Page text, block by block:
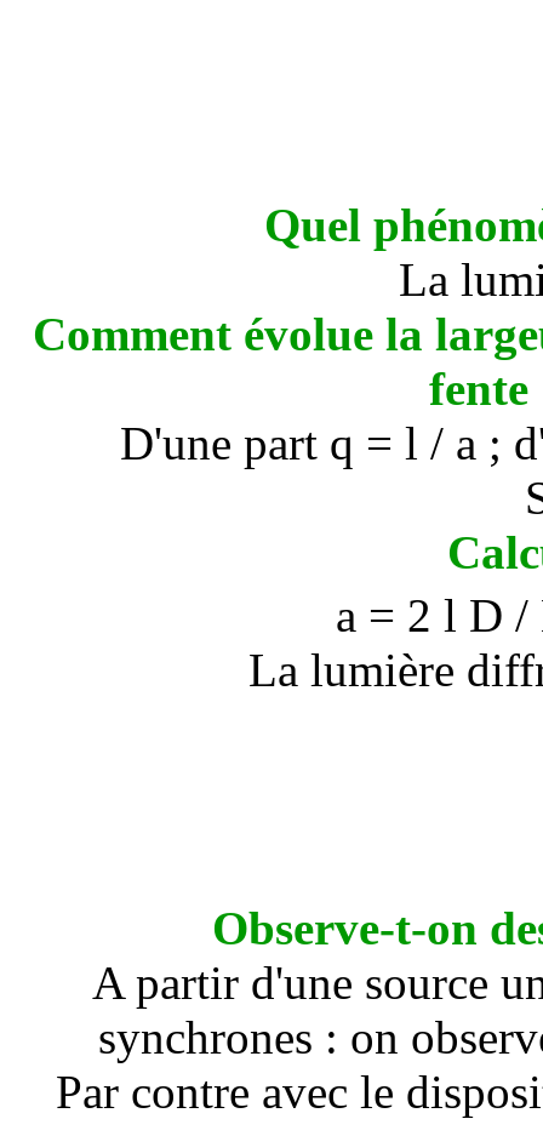
Quel
La
Comment évolue la
fente
D'une part q = l / a ;
a = 2 l D /
La lumière
Observe-t-on
A partir d'une source
synchrones : on
Par contre avec le